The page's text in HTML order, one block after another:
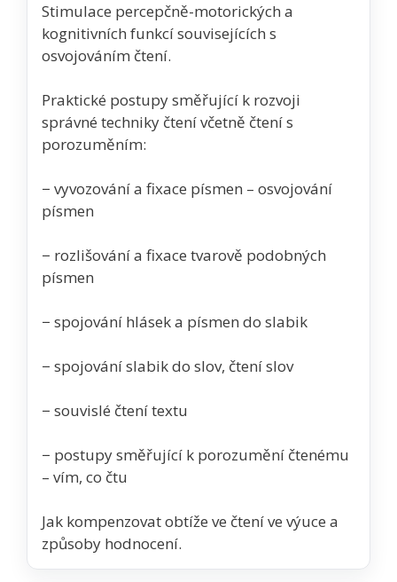
Stimulace percepčně-motorických a
kognitivních funkcí souvisejících s
osvojováním čtení.
Praktické postupy směřující k rozvoji
správné techniky čtení včetně čtení s
porozuměním:
− vyvozování a fixace písmen – osvojování
písmen
− rozlišování a fixace tvarově podobných
písmen
− spojování hlásek a písmen do slabik
− spojování slabik do slov, čtení slov
− souvislé čtení textu
− postupy směřující k porozumění čtenému
– vím, co čtu
Jak kompenzovat obtíže ve čtení ve výuce a
způsoby hodnocení.